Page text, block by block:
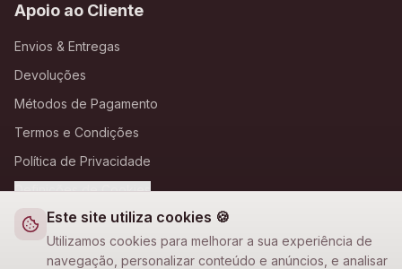
Este site utiliza cookies 🍪
Utilizamos cookies para melhorar a sua experiência de
navegação, personalizar conteúdo e anúncios, e analisar
Apoio ao Cliente
Envios & Entregas
Devoluções
Métodos de Pagamento
Termos e Condições
Política de Privacidade
Definições de Cookies
A Loja Nova